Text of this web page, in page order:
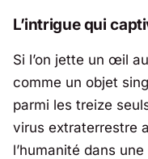
L’intrigue qui
Si l’on jette un œil
comme un objet
parmi les treize
virus extraterrestre
l’humanité dans